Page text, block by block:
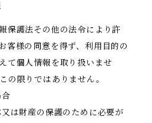
保護法その他の法令により許
客様の同意を得ず、利用目的の
て個人情報を取り扱いませ
の限りではありません。
合
又は財産の保護のために必要が